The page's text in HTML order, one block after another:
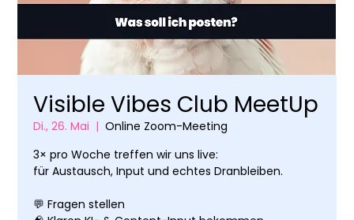
Visible Vibes Club MeetUp
Di., 26. Mai
  |
Online Zoom-Meeting
3× pro Woche treffen wir uns live:
für Austausch, Input und echtes Dranbleiben.
💬 Fragen stellen